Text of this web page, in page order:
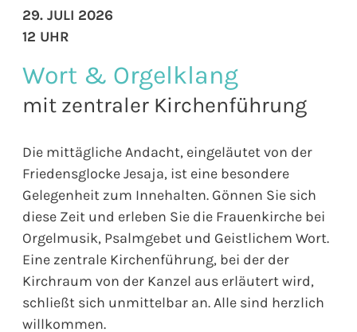
Wort & Orgelklang
mit zentraler Kirchenführung
Die mittägliche Andacht, eingeläutet von der
Friedensglocke Jesaja, ist eine besondere
Gelegenheit zum Innehalten. Gönnen Sie sich
diese Zeit und erleben Sie die Frauenkirche bei
Orgelmusik, Psalmgebet und Geistlichem Wort.
Eine zentrale Kirchenführung, bei der der
Kirchraum von der Kanzel aus erläutert wird,
schließt sich unmittelbar an. Alle sind herzlich
willkommen.
29. JULI 2026
12 UHR